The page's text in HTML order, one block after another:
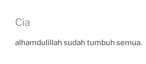
Cia
alhamdulillah sudah tumbuh semua.